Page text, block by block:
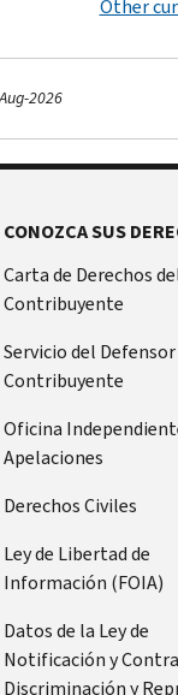
Other
2026
CONOZCA SUS
Carta de Derechos
Contribuyente
Servicio del
Contribuyente
Oficina
Apelaciones
Derechos Civiles
Ley de Libertad de
Información (FOIA)
Datos de la Ley de
Notificación y
Discriminación y